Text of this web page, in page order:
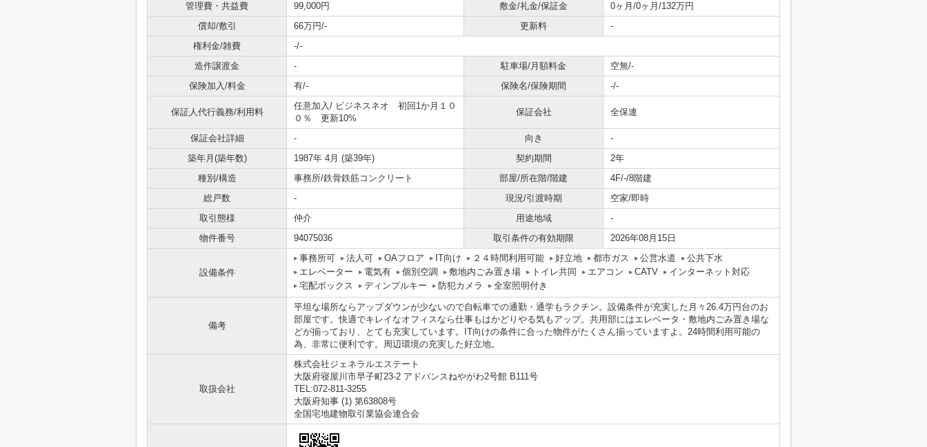
管理費・共益費
99,000円 敷金/礼金/保証金
0ヶ月/0ヶ月/132万円
償却/敷引
66万円/- 更新料
-
権利金/雑費
-/-
造作譲渡金
- 駐車場/月額料金
空無/-
保険加入/料金
有/- 保険名/保険期間 -/-
保証人代行義務/利用料
任意加入/ ビジネスネオ 初回1か月１０
０％ 更新10%
保証会社 全保連
保証会社詳細 - 向き
-
築年月(築年数)
1987年 4月 (築39年) 契約期間
2年
種別/構造
事務所/鉄骨鉄筋コンクリート 部屋/所在階/階建
4F/-/8階建
総戸数
- 現況/引渡時期
空家/即時
取引態様
仲介 用途地域
-
物件番号
94075036 取引条件の有効期限 2026年08月15日
設備条件
事務所可 法人可 OAフロア IT向け ２４時間利用可能 好立地 都市ガス 公営水道
公共下水
エレベーター
電気有 個別空調 敷地内ごみ置き場 トイレ共同 エアコン CATV
インターネット対応
宅配ボックス
ディンプルキー 防犯カメラ 全室照明付き
備考
平坦な場所ならアップダウンが少ないので自転車での通勤・通学もラクチン。設備条件が充実した月々26.4万円台のお
部屋です。快適でキレイなオフィスなら仕事もはかどりやる気もアップ。共用部にはエレベータ・敷地内ごみ置き場な
どが揃っており、とても充実しています。IT向けの条件に合った物件がたくさん揃っていますよ。24時間利用可能の
為、非常に便利です。周辺環境の充実した好立地。
取扱会社
株式会社ジェネラルエステート
大阪府寝屋川市早子町23-2 アドバンスねやがわ2号館 B111号
TEL:072-811-3255
大阪府知事 (1) 第63808号
全国宅地建物取引業協会連合会